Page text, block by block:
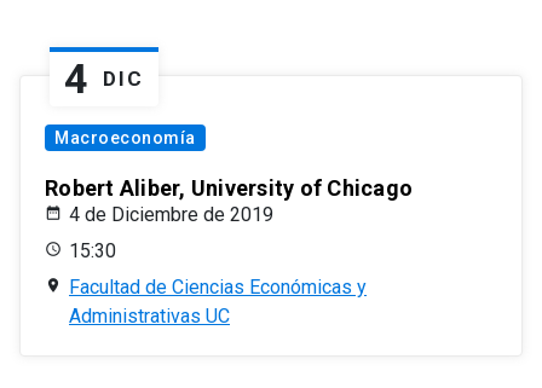
4 DIC
Macroeconomía
Robert Aliber, University of Chicago
4 de Diciembre de 2019
15:30
Facultad de Ciencias Económicas y
Administrativas UC